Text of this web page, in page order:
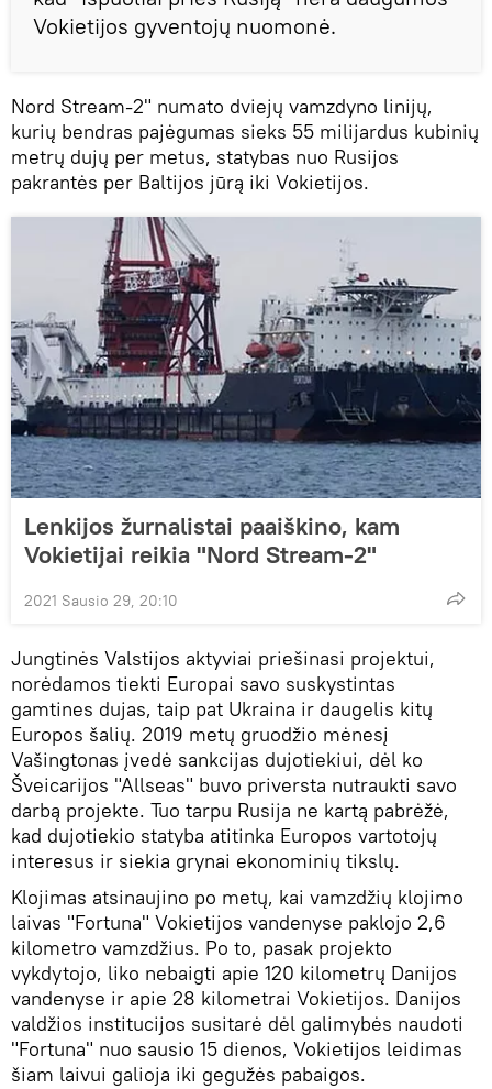
Vokietijos gyventojų nuomonė.
Nord Stream-2" numato dviejų vamzdyno linijų,
kurių bendras pajėgumas sieks 55 milijardus kubinių
metrų dujų per metus, statybas nuo Rusijos
pakrantės per Baltijos jūrą iki Vokietijos.
Lenkijos žurnalistai paaiškino, kam
Vokietijai reikia "Nord Stream-2"
2021 Sausio 29, 20:10
Jungtinės Valstijos aktyviai priešinasi projektui,
norėdamos tiekti Europai savo suskystintas
gamtines dujas, taip pat Ukraina ir daugelis kitų
Europos šalių. 2019 metų gruodžio mėnesį
Vašingtonas įvedė sankcijas dujotiekiui, dėl ko
Šveicarijos "Allseas" buvo priversta nutraukti savo
darbą projekte. Tuo tarpu Rusija ne kartą pabrėžė,
kad dujotiekio statyba atitinka Europos vartotojų
interesus ir siekia grynai ekonominių tikslų.
Klojimas atsinaujino po metų, kai vamzdžių klojimo
laivas "Fortuna" Vokietijos vandenyse paklojo 2,6
kilometro vamzdžius. Po to, pasak projekto
vykdytojo, liko nebaigti apie 120 kilometrų Danijos
vandenyse ir apie 28 kilometrai Vokietijos. Danijos
valdžios institucijos susitarė dėl galimybės naudoti
"Fortuna" nuo sausio 15 dienos, Vokietijos leidimas
šiam laivui galioja iki gegužės pabaigos.